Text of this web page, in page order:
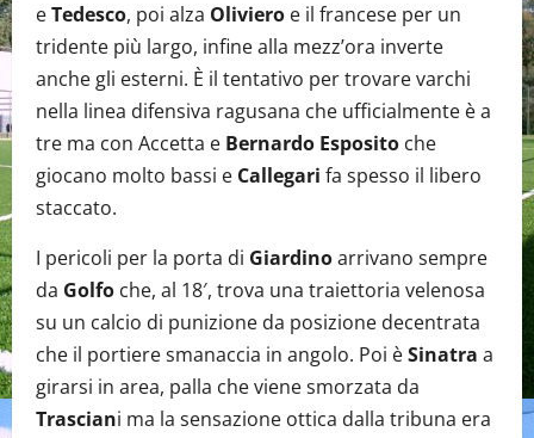
eTedesco, poi alza Oliviero e il francese per un
tridente più largo, infine alla mezz’ora inverte
anche gli esterni. È il tentativo per trovare varchi
nella linea difensiva ragusana che ufficialmente è a
tre ma con Accetta e Bernardo Esposito che
giocano molto bassi e Callegari fa spesso il libero
staccato.
I pericoli per la porta di Giardinoarrivano sempre
da Golfo che, al 18′, trova una traiettoria velenosa
su un calcio di punizione da posizione decentrata
che il portiere smanaccia in angolo. Poi èSinatra a
girarsi in area, palla che viene smorzata da
Trasciani ma la sensazione ottica dalla tribuna era